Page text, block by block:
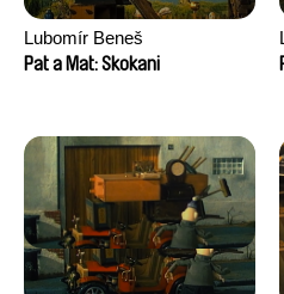
Lubomír Beneš
Pat a Mat: Skokani